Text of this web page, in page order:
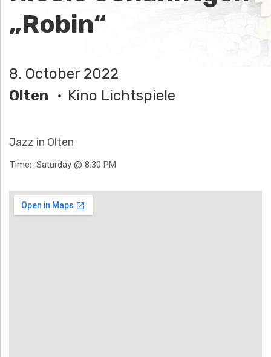
L
E
J
O
Ä
N
N
T
„Robin“
8. October 2022
Olten
Kino Lichtspiele
Jazz in Olten
Time Saturday @ 8:30 PM
Venue Details